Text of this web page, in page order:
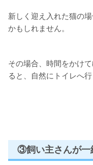
新しく迎え入れた猫の
かもしれません。
その場合、時間をかけ
ると、自然にトイレへ
③飼い主さんが一